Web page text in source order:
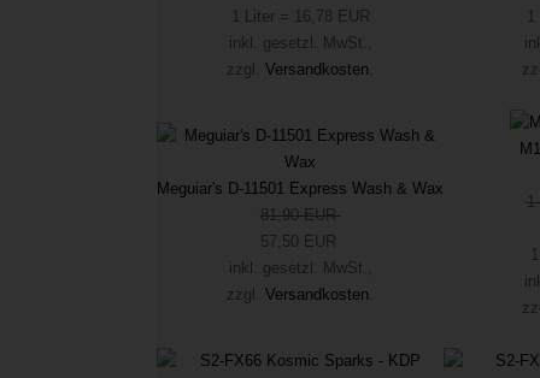
1 Liter = 16,78 EUR
inkl. gesetzl. MwSt.,
zzgl. Versandkosten.
1
Meguiar's D-11501 Express Wash & Wax
81,90 EUR
57,50 EUR
inkl. gesetzl. MwSt.,
zzgl. Versandkosten.
1